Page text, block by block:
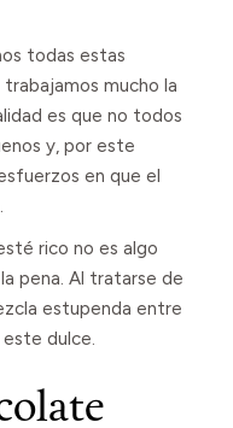
todas estas
mucho la
es que no todos
y, por este
en que el
rico no es algo
pena. Al tratarse de
estupenda entre
dulce.